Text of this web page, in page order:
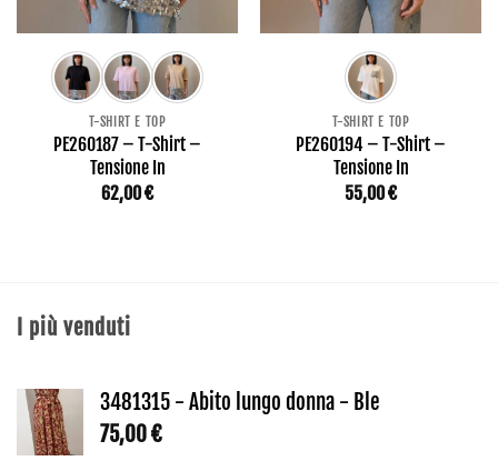
T-SHIRT E TOP
PE260187 – T-Shirt –
Tensione In
62,00€
T-SHIRT E TOP
PE260194 – T-Shirt –
Tensione In
55,00€
I più venduti
3481315 - Abito lungo donna - Ble
75,00€